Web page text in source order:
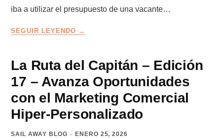
iba a utilizar el presupuesto de una vacante…
SEGUIR LEYENDO
CON
UNA
VACANTE
DE
VENDEDOR
La Ruta del Capitán – Edición
17 – Avanza Oportunidades
con el Marketing Comercial
Hiper-Personalizado
SAIL AWAY BLOG ENERO 25, 2026